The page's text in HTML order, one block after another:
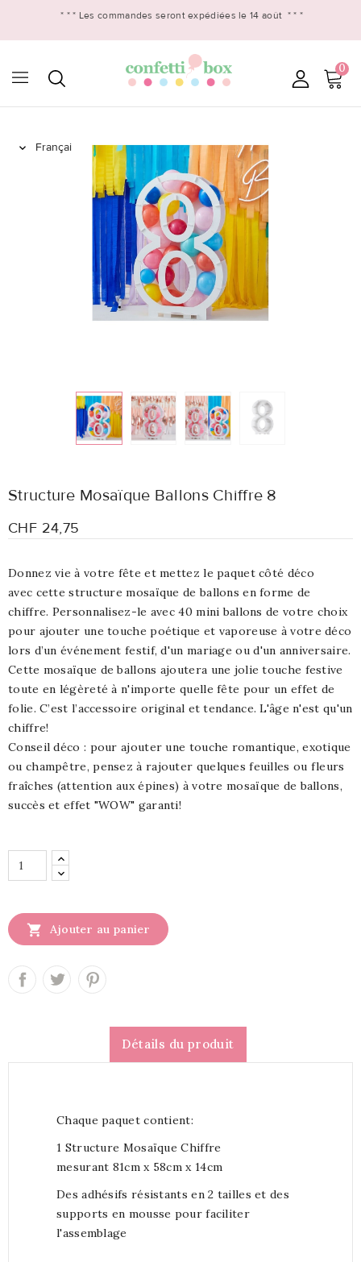
* * * Les commandes seront expédiées le 14 août * * *
0

Structure Mosaïque Ballons Chiffre 8
CHF 24,75
Donnez vie à votre fête et mettez le paquet côté déco
avec cette structure mosaïque de ballons en forme de
chiffre. Personnalisez-le avec 40 mini ballons de votre choix
pour ajouter une touche poétique et vaporeuse à votre déco
lors d’un événement festif, d'un mariage ou d'un anniversaire.
Cette mosaïque de ballons ajoutera une jolie touche festive
toute en légèreté à n'importe quelle fête pour un effet de
folie. C’est l’accessoire original et tendance. L'âge n'est qu'un
chiffre!
Conseil déco : pour ajouter une touche romantique, exotique
ou champêtre, pensez à rajouter quelques feuilles ou fleurs
fraîches (attention aux épines) à votre mosaïque de ballons,
succès et effet "WOW" garanti!
 Ajouter au panier
Détails du produit
Chaque paquet contient:
1 Structure Mosaïque Chiffre
mesurant 81cm x 58cm x 14cm
Des adhésifs résistants en 2 tailles et des
supports en mousse pour faciliter
l'assemblage